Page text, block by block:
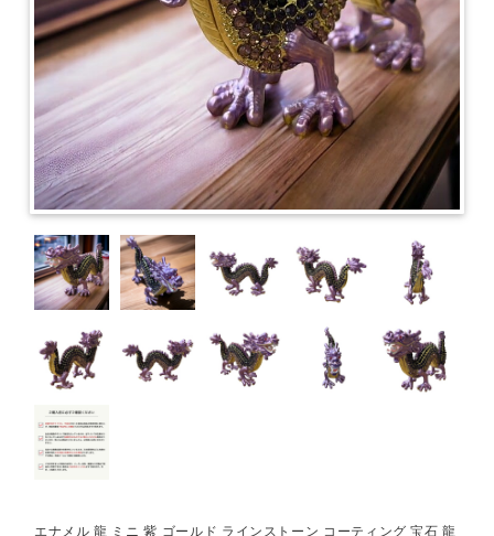
エナメル 龍 ミニ 紫 ゴールド ラインストーン コーティング 宝石 龍